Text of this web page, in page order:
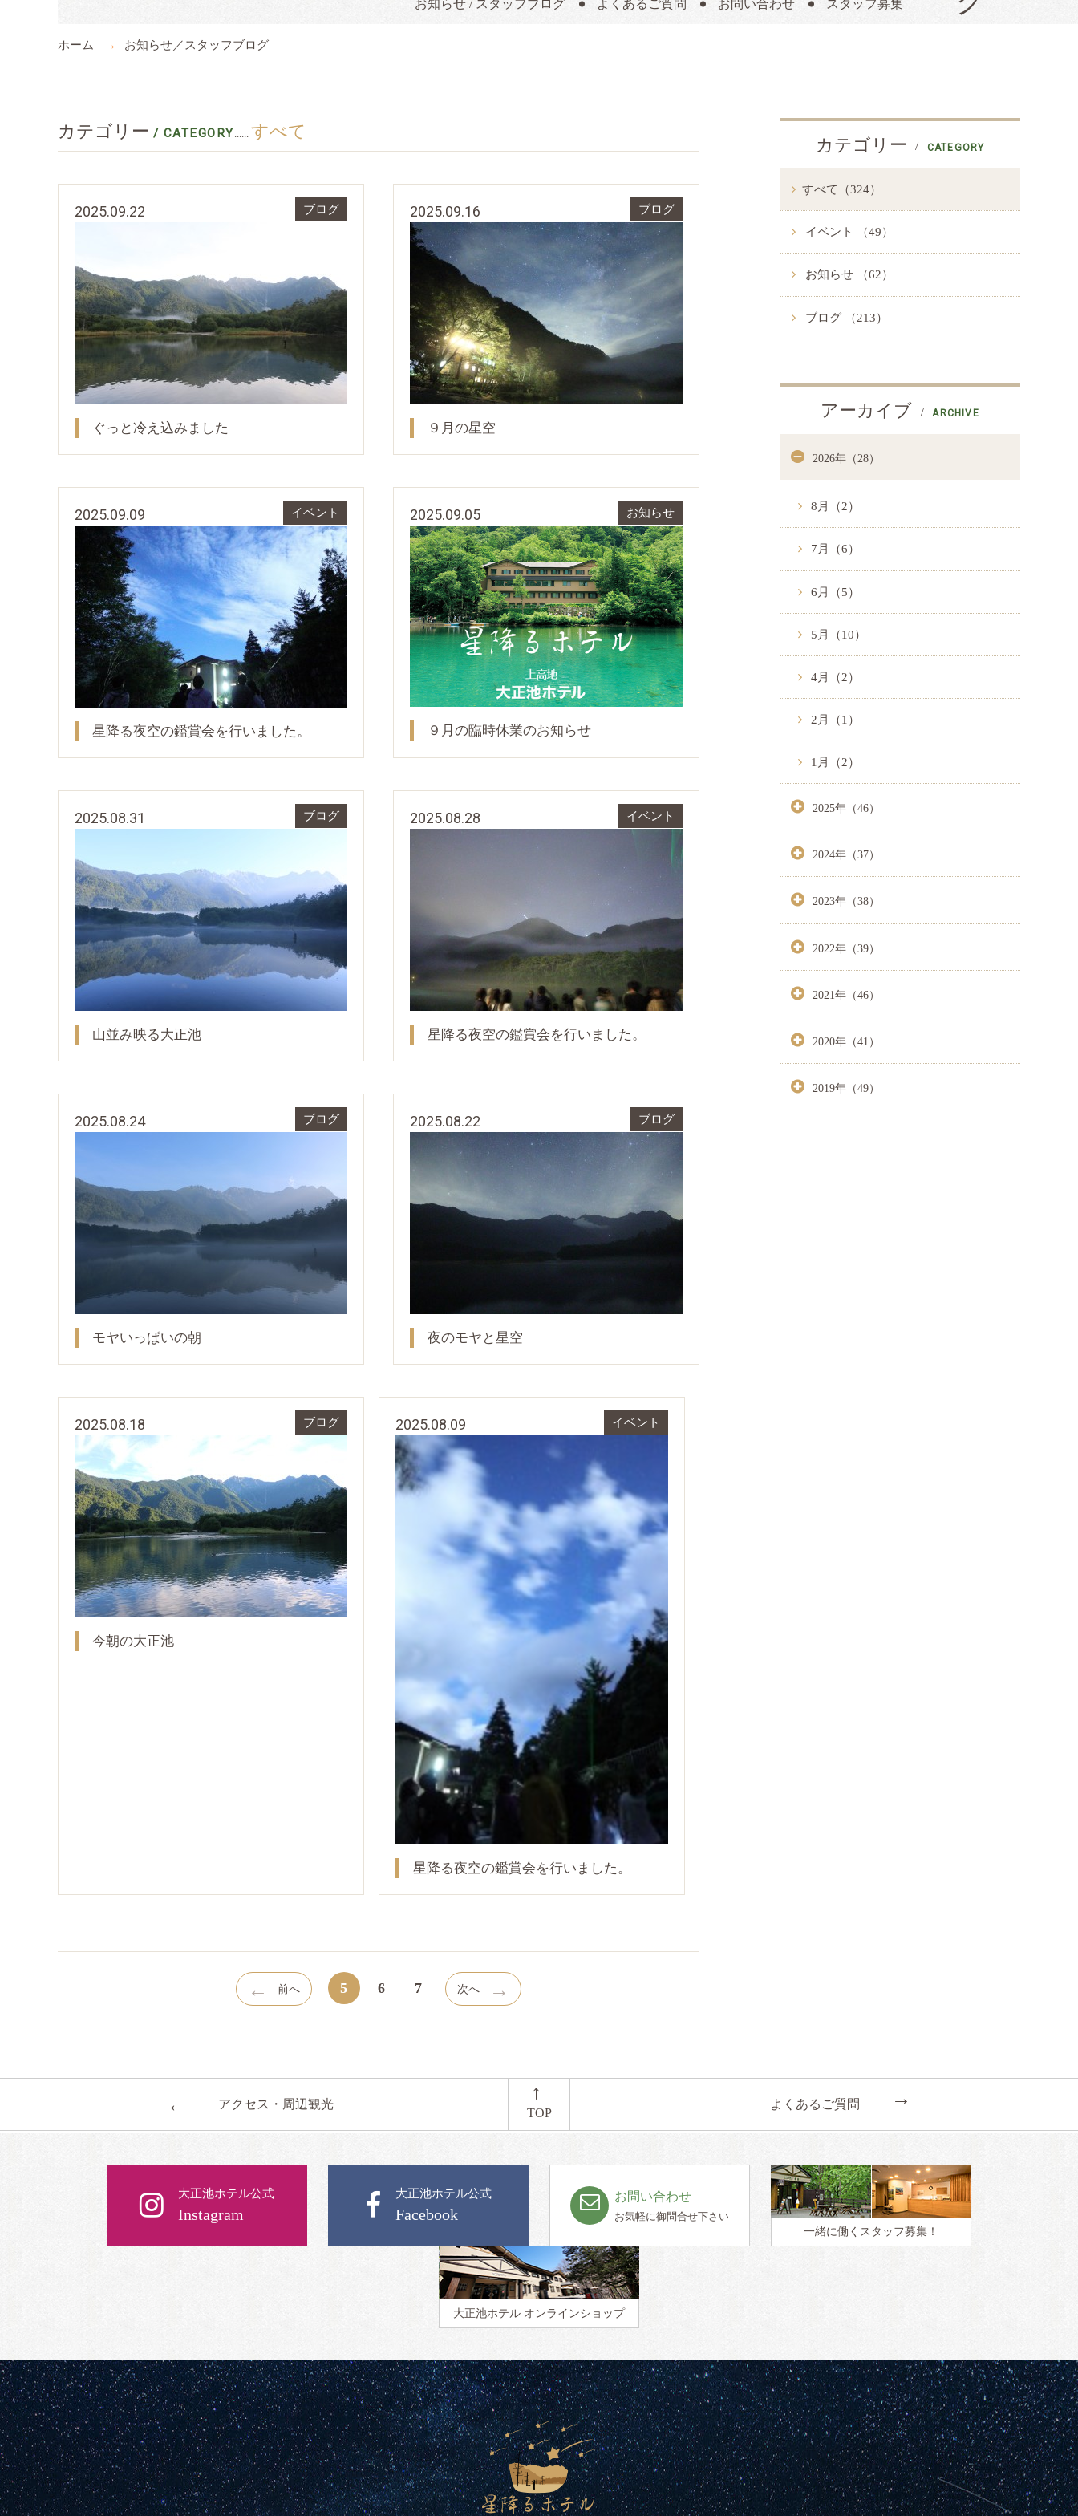
お知らせ / スタッフブログ よくあるご質問 お問い合わせ スタッフ募集
ホーム お知らせ／スタッフブログ
カテゴリー / CATEGORY...... すべて
2025.09.22 ブログ
ぐっと冷え込みました
2025.09.16 ブログ
９月の星空
2025.09.09 イベント
星降る夜空の鑑賞会を行いました。
2025.09.05 お知らせ
９月の臨時休業のお知らせ
2025.08.31 ブログ
山並み映る大正池
2025.08.28 イベント
星降る夜空の鑑賞会を行いました。
2025.08.24 ブログ
モヤいっぱいの朝
2025.08.22 ブログ
夜のモヤと星空
2025.08.18 ブログ
今朝の大正池
2025.08.09 イベント
星降る夜空の鑑賞会を行いました。
← 前へ 5 6 7 次へ →
カテゴリー CATEGORY
すべて（324）
イベント （49）
お知らせ （62）
ブログ （213）
アーカイブ ARCHIVE
2026年（28）
8月（2）
7月（6）
6月（5）
5月（10）
4月（2）
2月（1）
1月（2）
2025年（46）
2024年（37）
2023年（38）
2022年（39）
2021年（46）
2020年（41）
2019年（49）
← アクセス・周辺観光
←
TOP
よくあるご質問 ←
大正池ホテル公式
Instagram
大正池ホテル公式
Facebook
お問い合わせ
お気軽に御問合せ下さい
一緒に働く スタッフ募集！
大正池ホテル オンラインショップ